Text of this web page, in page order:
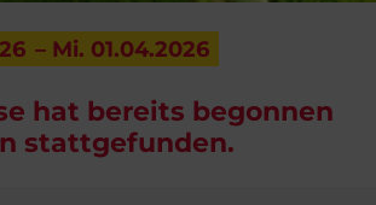
– Mi. 01.04.2026
hat bereits begonnen
stattgefunden.